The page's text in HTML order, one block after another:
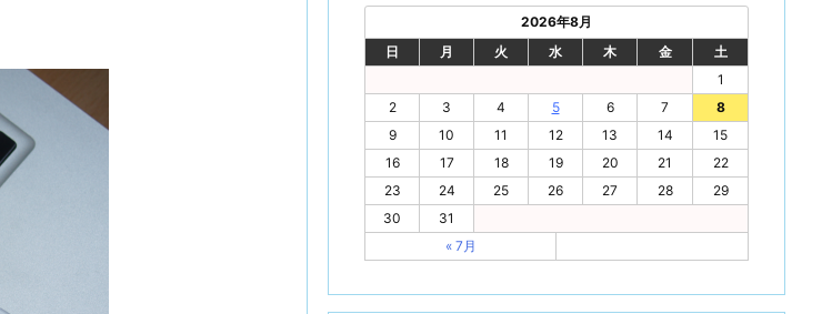
2026年8月
日
月 火 水 木 金
土
1
2
3 4 5 6 7
8
9
10 11 12 13 14
15
16
17 18 19 20 21
22
23
24 25 26 27 28
29
30
31
« 7月